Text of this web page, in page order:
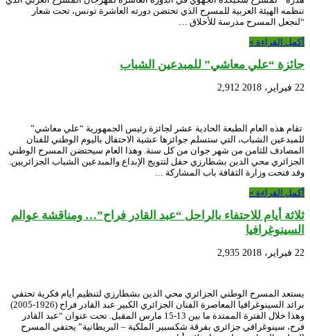
تنظمه الهيئة العربية للمسرح الذي تحتضن دورته العاشرة تونس، تحت شعار
“لنجعل المسرح مدرسة للأخلاق …
أكمل القراءة »
جائزة “علي معاشي” للمبدعين الشباب
22 فبراير، 2018 2,912
تقام هذه العام الطبعة الحادية عشر لجائزة رئيس الجمهورية “علي معاشي”
للمبدعين الشباب، التي ستسلم جوائزها عشية الاحتفال باليوم الوطني للفنان
المصادف للثامن من شهر جوان من كل سنة. وهذا العام سيحتضن المسرح الوطني
الجزائري محي الدين بشطارزي حفل لتتويج الإبداع والمبدعين الشباب الجزائريين.
وقد فتحت وزارة الثقافة باب المشاركة …
أكمل القراءة »
ثلاثة أيام للاحتفاء بالراحل “عبد القادر فراح”… ومناقشة عوالم
السينوغرافيا
22 فبراير، 2018 2,935
يستعد المسرح الوطني الجزائري محي الدين بشطارزي لتنظيم أيام فكرية تحتفي
برائد السينوغرافيا المعاصرة الفنان الجزائري الكبير عبد القادر فراح (1926-2005)
وهذا خلال الفترة الممتدة ما بين 13-15 مارس المقبل. تحت عنوان “عبد القادر
فرح، سينوغرافي جزائري بفرقة شكسبير الملكية – البريطانية” يحتفي المسرح